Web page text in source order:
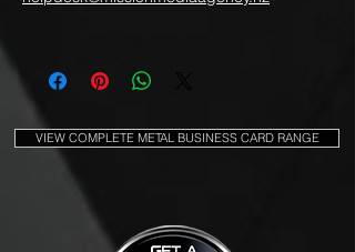
VIEW COMPLETE METAL BUSINESS CARD RANGE